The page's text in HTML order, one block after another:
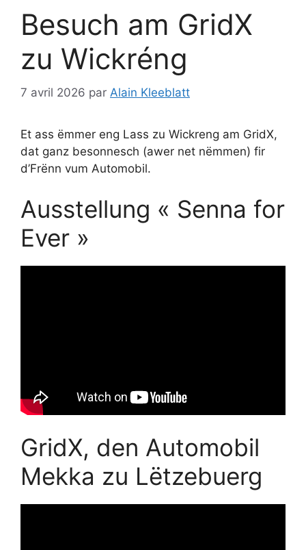
Besuch am GridX
zu Wickréng
7 avril 2026 par Alain Kleeblatt
Et ass ëmmer eng Lass zu Wickreng am GridX,
dat ganz besonnesch (awer net nëmmen) fir
d’Frënn vum Automobil.
Ausstellung « Senna for
Ever »
GridX, den Automobil
Mekka zu Lëtzebuerg